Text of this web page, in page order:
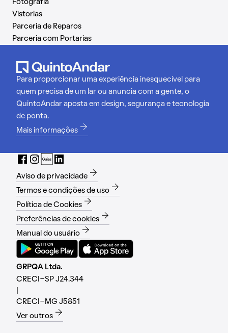
Fotografia
Vistorias
Parceria de Reparos
Parceria com Portarias
Para proporcionar uma experiência inesquecível para
quem precisa de um lar ou anuncia com a gente, o
QuintoAndar aposta em design, segurança e tecnologia
de ponta.
Mais informações
Aviso de privacidade
Termos e condições de uso
Política de Cookies
Preferências de cookies
Manual do usuário
GRPQA Ltda.
CRECI-SP J24.344
CRECI-MG J5851
Ver outros